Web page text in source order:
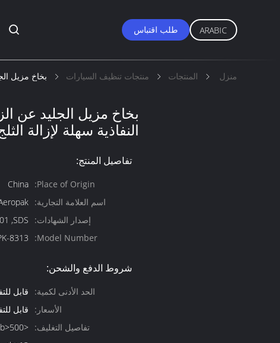
طلب اقتباس ARABIC
منزل المنتجات منتجات تنظيف السيارات بخاخ مزيل
بخاخ مزيل الجليد عن
النفاذية سهلة لإزالة
تفاصيل المنتج:
Place of Origin:
China
اسم العلامة التجارية:
إصدار الشهادات:
,SDS
Model Number:
8313
شروط الدفع والشحن:
الحد الأدنى لكمية:
قابل
الأسعار:
قابل
تفاصيل التغليف: